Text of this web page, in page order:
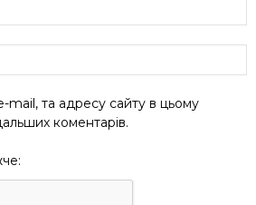
mail, та адресу сайту в цьому
коментарів.